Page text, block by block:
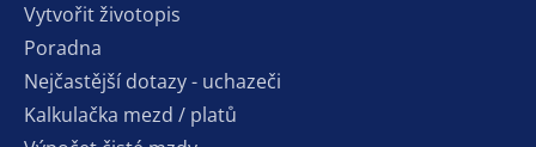
Vytvořit životopis
Poradna
Nejčastější dotazy - uchazeči
Kalkulačka mezd / platů